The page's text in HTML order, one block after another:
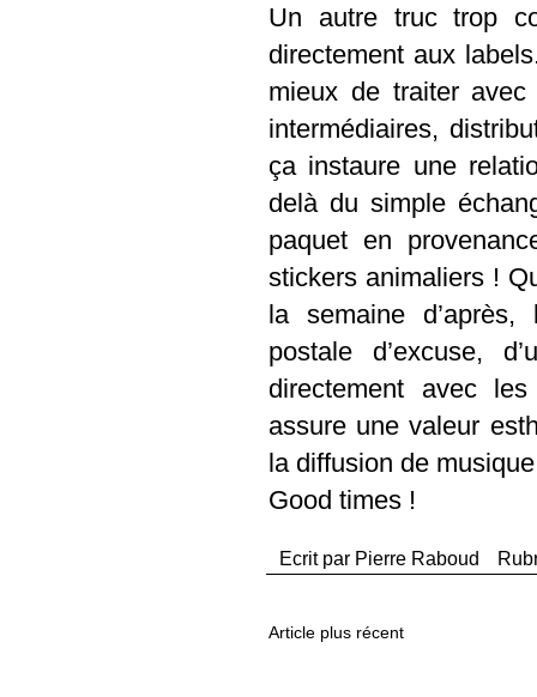
Un autre truc trop
directement aux
mieux de traiter
intermédiaires,
ça instaure une
delà du simple
paquet en
stickers animaliers !
la semaine d’après,
postale d’excuse,
directement avec
assure une valeur
la diffusion de
Good times !
Ecrit par Pierre Raboud
Article plus récent